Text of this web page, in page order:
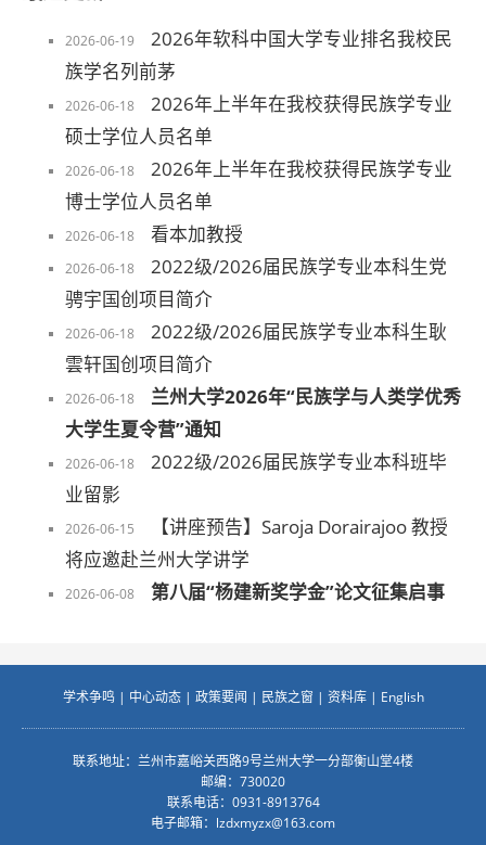
2026-06-19
2026年软科中国大学专业排名我校民
族学名列前茅
2026-06-18
2026年上半年在我校获得民族学专业
硕士学位人员名单
2026-06-18
2026年上半年在我校获得民族学专业
博士学位人员名单
2026-06-18 看本加教授
2026-06-18
2022级/2026届民族学专业本科生党
骋宇国创项目简介
2026-06-18
2022级/2026届民族学专业本科生耿
雲轩国创项目简介
2026-06-18
兰州大学2026年“民族学与人类学优秀
大学生夏令营”通知
2026-06-18
2022级/2026届民族学专业本科班毕
业留影
2026-06-15
【讲座预告】Saroja Dorairajoo 教授
将应邀赴兰州大学讲学
2026-06-08 第八届“杨建新奖学金”论文征集启事
学术争鸣| 中心动态| 政策要闻 | 民族之窗 | 资料库| English
联系地址：兰州市嘉峪关西路9号兰州大学一分部衡山堂4楼
邮编：730020
联系电话：0931-8913764
电子邮箱： lzdxmyzx@163.com